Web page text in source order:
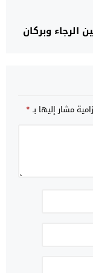
وبركان
مشار إليها بـ*